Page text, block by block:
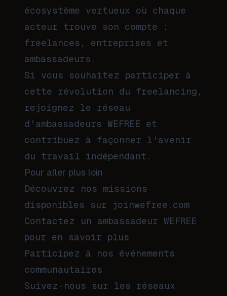
écosystème vertueux où chaque
acteur trouve son compte :
freelances, entreprises et
ambassadeurs.
Si vous souhaitez participer à
cette révolution du freelancing,
rejoignez le réseau
d'ambassadeurs WEFREE et
contribuez à façonner l'avenir
du travail indépendant.
Pour aller plus loin
Découvrez nos missions
disponibles sur joinwefree.com
Contactez un ambassadeur WEFREE
pour en savoir plus
Participez à nos événements
communautaires
Suivez-nous sur les réseaux